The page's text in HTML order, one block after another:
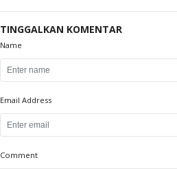
TINGGALKAN KOMENTAR
Name
Email Address
Comment